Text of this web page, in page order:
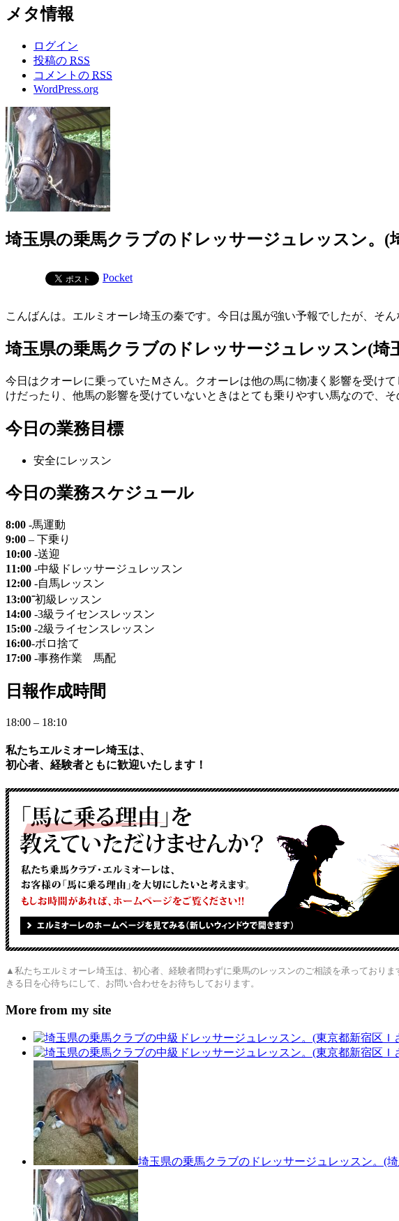
メタ情報
ログイン
投稿の RSS
コメントの RSS
WordPress.org
埼玉県の乗馬クラブのドレッサージュレッスン。(
Pocket
こんばんは。エルミオーレ埼玉の秦です。今日は風が強い予報でしたが、そ
埼玉県の乗馬クラブのドレッサージュレッスン(埼
今日はクオーレに乗っていたＭさん。クオーレは他の馬に物凄く影響を受け
けだったり、他馬の影響を受けていないときはとても乗りやすい馬なので、
今日の業務目標
安全にレッスン
今日の業務スケジュール
8:00 -馬運動
9:00 – 下乗り
10:00 -送迎
11:00 -中級ドレッサージュレッスン
12:00 -自馬レッスン
13:00⁻初級レッスン
14:00 -3級ライセンスレッスン
15:00 -2級ライセンスレッスン
16:00-ボロ捨て
17:00 -事務作業 馬配
日報作成時間
18:00 – 18:10
私たちエルミオーレ埼玉は、
初心者、経験者ともに歓迎いたします！
▲私たちエルミオーレ埼玉は、初心者、経験者問わずに乗馬のレッスンのご相談を承っており
きる日を心待ちにして、お問い合わせをお待ちしております。
More from my site
埼玉県の乗馬クラブのドレッサージュレッスン。(